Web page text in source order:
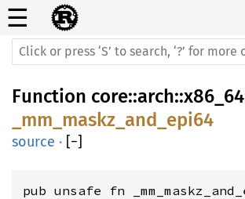
☰
Function core::arch::x86_64
_mm_maskz_and_epi64
source · [−]
pub unsafe fn